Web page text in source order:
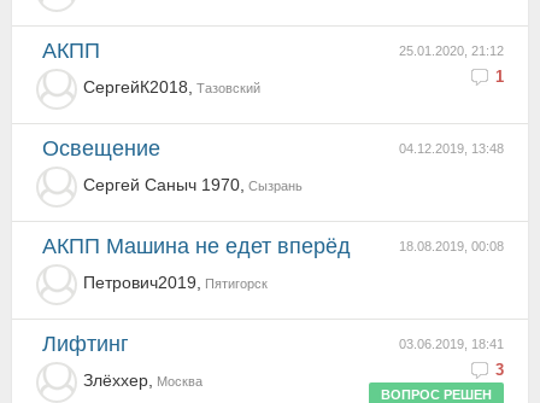
25.01.2020, 21:12
1
АКПП
СергейК2018, Тазовский
04.12.2019, 13:48
освещение
Сергей Саныч 1970, Сызрань
18.08.2019, 00:08
АКПП Машина не едет вперёд
Петрович2019, Пятигорск
03.06.2019, 18:41
3
Лифтинг
Злёххер,
Москва
ВОПРОС РЕШЕН